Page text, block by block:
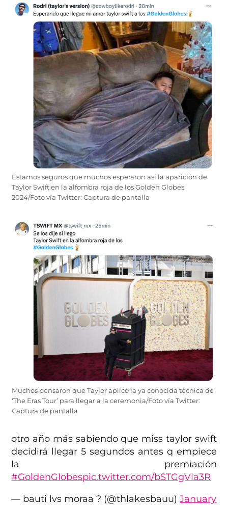
Estamos seguros que muchos esperaron así la aparición de
Taylor Swift en la alfombra roja de los Golden Globes
2024/Foto vía Twitter: Captura de pantalla
Muchos pensaron que Taylor aplicó la ya conocida técnica de
‘The Eras Tour’ para llegar a la ceremonia/Foto vía Twitter:
Captura de pantalla
otro año más sabiendo que miss taylor swift
decidirá llegar 5 segundos antes q empiece
la premiación
#GoldenGlobespic.twitter.com/bSTGgVla3R
— bauti lvs moraa ? (@thlakesbauu)January